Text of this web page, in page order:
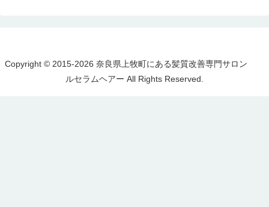
Copyright © 2015-2026 奈良県上牧町にある髪質改善専門サロン
ルセラムヘアー All Rights Reserved.